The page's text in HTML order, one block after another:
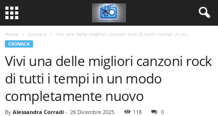
Home Cronaca Vivi una delle migliori canzoni rock di tutti i tempi in un...
CRONACA
Vivi una delle migliori canzoni rock
di tutti i tempi in un modo
completamente nuovo
By Alessandra Corradi - 26 Dicembre 2025 118 0